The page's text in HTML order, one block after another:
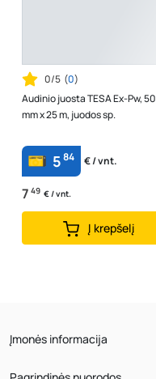
0/5 (0)
Audinio juosta TESA Ex-Pw, 50
mm x 25 m, juodos sp.
584 € / vnt.
7 49 € / vnt.
Į krepšelį
Įmonės informacija